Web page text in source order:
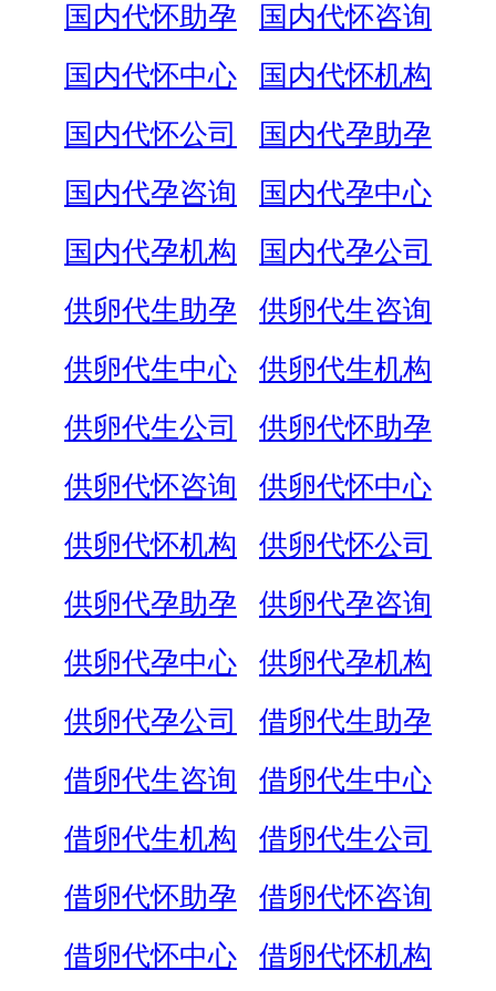
国内代怀助孕
国内代怀咨询
国内代怀中心
国内代怀机构
国内代怀公司
国内代孕助孕
国内代孕咨询
国内代孕中心
国内代孕机构
国内代孕公司
供卵代生助孕
供卵代生咨询
供卵代生中心
供卵代生机构
供卵代生公司
供卵代怀助孕
供卵代怀咨询
供卵代怀中心
供卵代怀机构
供卵代怀公司
供卵代孕助孕
供卵代孕咨询
供卵代孕中心
供卵代孕机构
供卵代孕公司
借卵代生助孕
借卵代生咨询
借卵代生中心
借卵代生机构
借卵代生公司
借卵代怀助孕
借卵代怀咨询
借卵代怀中心
借卵代怀机构